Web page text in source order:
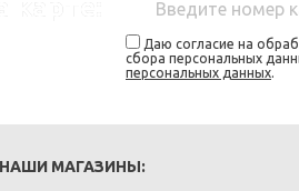
Даю согласие на
сбора персональных
персональных данных.
НАШИ МАГАЗИНЫ: